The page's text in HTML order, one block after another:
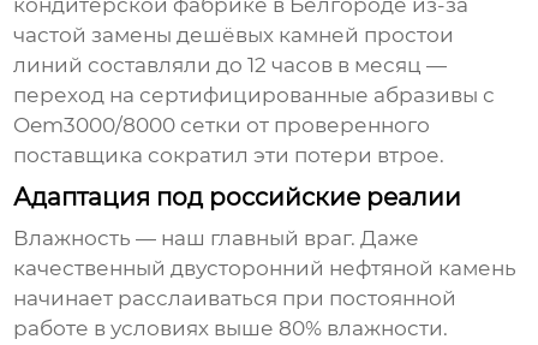
кондитерской фабрике в Белгороде из-за
частой замены дешёвых камней простои
линий составляли до 12 часов в месяц —
переход на сертифицированные абразивы с
Oem3000/8000 сетки от проверенного
поставщика сократил эти потери втрое.
Адаптация под российские реалии
Влажность — наш главный враг. Даже
качественныйдвусторонний нефтяной камень
начинает расслаиваться при постоянной
работе в условиях выше 80% влажности.